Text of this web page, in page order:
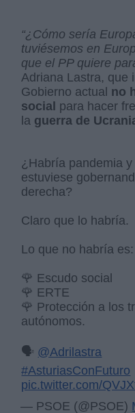
“¿Cómo sería
tuviésemos en
que el PP quiere
Adriana Lastra, que
Gobierno actual no
social para hacer
la guerra de
¿Habría pandemia
estuviese
derecha?
Claro que lo habría.
Lo que no habría es:
🌹 Escudo social
🌹 ERTE
🌹 Protección a los
autónomos.
🗣️ @Adrilastra
#AsturiasConFuturo
pic.twitter.com/
— PSOE (@PSOE)